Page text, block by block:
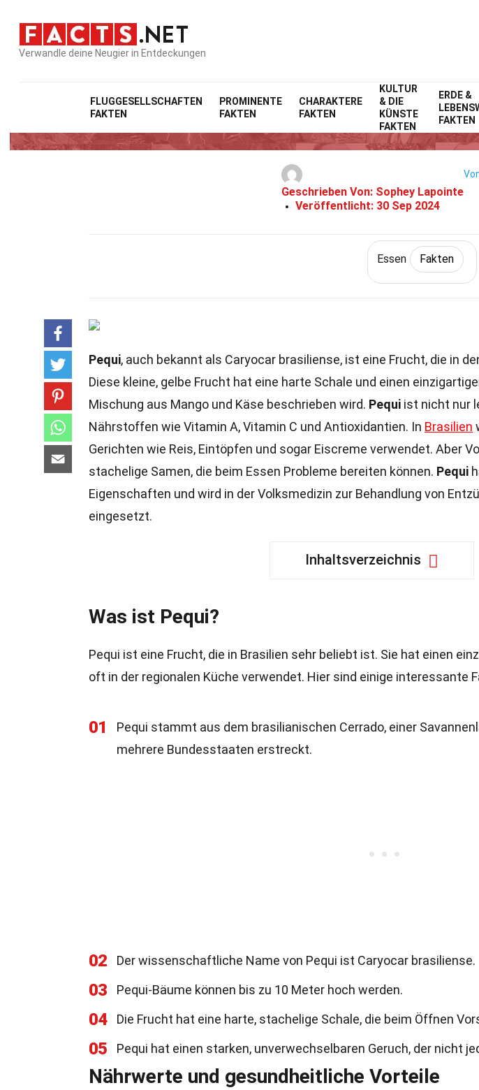
Verwandle deine Neugier in Entdeckungen
FLUGGESELLSCHAFTEN
FAKTEN
PROMINENTE
FAKTEN
CHARAKTERE
FAKTEN
KULTUR
& DIE
KÜNSTE
FAKTEN
ERDE &
FAKTEN
Home Lebensstil
27 Fakten
Geschrieben Von: Sophey Lapointe
Veröffentlicht: 30 Sep 2024
Essen Fakten
Pequi, auch bekannt als Caryocar brasiliense, ist eine Frucht, die in
Diese kleine, gelbe Frucht hat eine harte Schale und einen
Mischung aus Mango und Käse beschrieben wird. Pequi ist nicht nur
Nährstoffen wie Vitamin A, Vitamin C und Antioxidantien. In Brasilien
Gerichten wie Reis, Eintöpfen und sogar Eiscreme verwendet. Aber
stachelige Samen, die beim Essen Probleme bereiten können. Pequi
Eigenschaften und wird in der Volksmedizin zur Behandlung von
eingesetzt.
Inhaltsverzeichnis
Was ist Pequi?
Pequi ist eine Frucht, die in Brasilien sehr beliebt ist. Sie hat einen
oft in der regionalen Küche verwendet. Hier sind einige interessante
01
Pequi stammt aus dem brasilianischen Cerrado, einer
mehrere Bundesstaaten erstreckt.
02 Der wissenschaftliche Name von Pequi ist Caryocar brasiliense.
03 Pequi-Bäume können bis zu 10 Meter hoch werden.
04 Die Frucht hat eine harte, stachelige Schale, die beim Öffnen
05 Pequi hat einen starken, unverwechselbaren Geruch, der nicht
Nährwerte und gesundheitliche Vorteile